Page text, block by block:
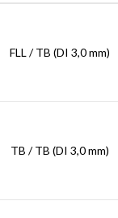
FLL / TB (DI 3,0 mm)
TB / TB (DI 3,0 mm)